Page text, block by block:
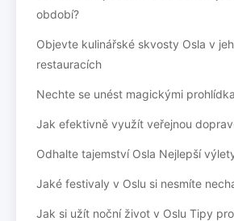
období?
Objevte kulinářské skvosty Osla v
restauracích
Nechte se unést magickými
Jak efektivně využít veřejnou
Odhalte tajemství Osla Nejlepší
Jaké festivaly v Oslu si nesmíte
Jak si užít noční život v Oslu Tipy